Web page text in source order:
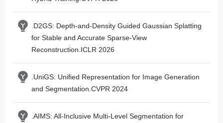
.D2GS: Depth-and-Density Guided Gaussian Splatting
for Stable and Accurate Sparse-View
Reconstruction.ICLR 2026
.UniGS: Unified Representation for Image Generation
and Segmentation.CVPR 2024
.AIMS: All-Inclusive Multi-Level Segmentation for